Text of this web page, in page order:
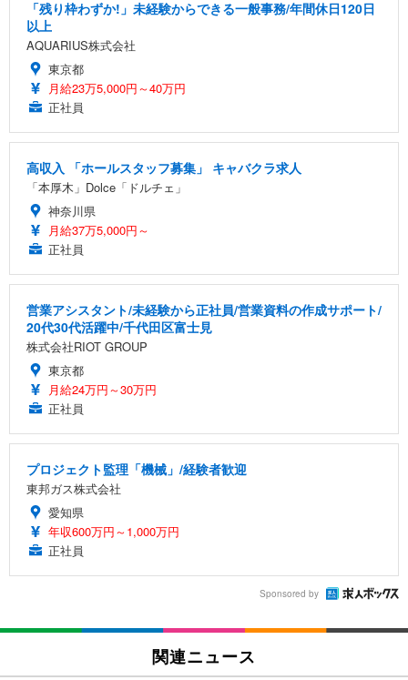
「残り枠わずか!」未経験からできる一般事務/年間休日120日
以上
AQUARIUS株式会社
東京都
月給23万5,000円～40万円
正社員
高収入 「ホールスタッフ募集」 キャバクラ求人
「本厚木」Dolce「ドルチェ」
神奈川県
月給37万5,000円～
正社員
営業アシスタント/未経験から正社員/営業資料の作成サポート/
20代30代活躍中/千代田区富士見
株式会社RIOT GROUP
東京都
月給24万円～30万円
正社員
プロジェクト監理「機械」/経験者歓迎
東邦ガス株式会社
愛知県
年収600万円～1,000万円
正社員
Sponsored by
関連ニュース